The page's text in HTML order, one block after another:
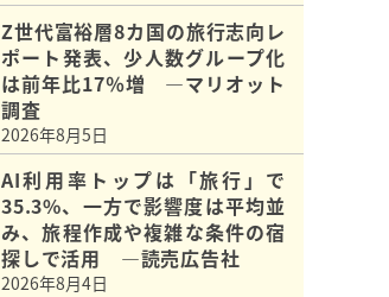
Z世代富裕層8カ国の旅行志向レ
ポート発表、少人数グループ化
は前年比17％増 ―マリオット
調査
2026年8月5日
AI利用率トップは「旅行」で
35.3%、一方で影響度は平均並
み、旅程作成や複雑な条件の宿
探しで活用 ―読売広告社
2026年8月4日